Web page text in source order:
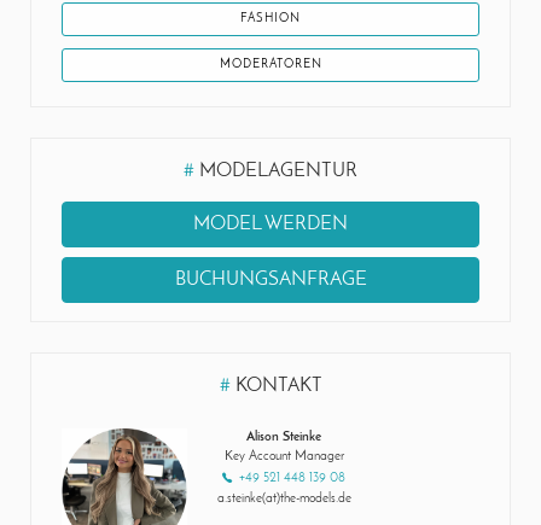
FASHION
MODERATOREN
# MODELAGENTUR
MODEL WERDEN
BUCHUNGSANFRAGE
#KONTAKT
Alison Steinke
Key Account Manager
+49 521 448 139 08
a.steinke(at)the-models.de